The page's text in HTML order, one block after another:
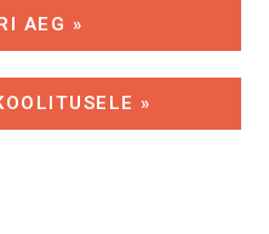
AEG »
»